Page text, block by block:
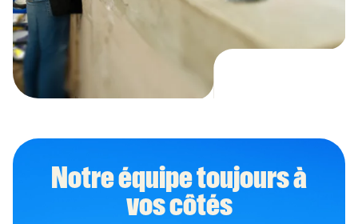
Notre équipe toujours à
vos côtés